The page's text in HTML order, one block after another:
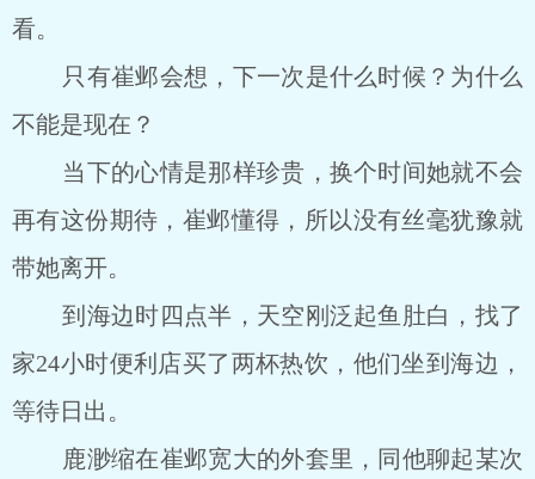
看。
只有崔邺会想，下一次是什么时候？为什么
不能是现在？
当下的心情是那样珍贵，换个时间她就不会
再有这份期待，崔邺懂得，所以没有丝毫犹豫就
带她离开。
到海边时四点半，天空刚泛起鱼肚白，找了
家24小时便利店买了两杯热饮，他们坐到海边，
等待日出。
鹿渺缩在崔邺宽大的外套里，同他聊起某次